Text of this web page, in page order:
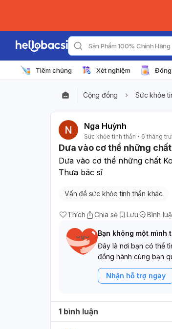
Sản Phẩm 100% Chính Hãng
Tiêm chủng Xét nghiệm Đông
Cộng đồng Sức khỏe
Nga Huỳnh
Sức khỏe tinh thần 6 tháng
Dưa vào cơ thể những
Dưa vào cơ thể những chất
Thưa bác sĩ
Vấn đề sức khỏe tinh thần khác
Thích Chia sẻ Lưu Bình
Bạn không một mình
Đây là nơi bạn có thể
đồng hành cùng bạn
Nhận hỗ trợ ngay
1 bình luận